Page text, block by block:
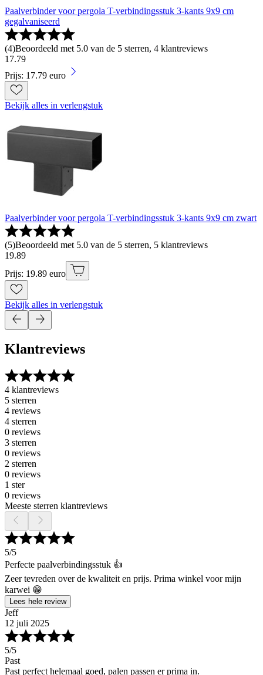
Paalverbinder voor pergola T-verbindingsstuk 3-kants 9x9 cm
gegalvaniseerd
(4)Beoordeeld met 5.0 van de 5 sterren, 4 klantreviews
17.79
Prijs: 17.79 euro
Bekijk alles in verlengstuk
Paalverbinder voor pergola T-verbindingsstuk 3-kants 9x9 cm zwart
(5)Beoordeeld met 5.0 van de 5 sterren, 5 klantreviews
19.89
Prijs: 19.89 euro
Bekijk alles in verlengstuk
Klantreviews
4 klantreviews
5 sterren
4 reviews
4 sterren
0 reviews
3 sterren
0 reviews
2 sterren
0 reviews
1 ster
0 reviews
Meeste sterren klantreviews
5/5
Perfecte paalverbindingsstuk 👍
Zeer tevreden over de kwaliteit en prijs. Prima winkel voor mijn
karwei 😁
Lees hele review
Jeff
12 juli 2025
5/5
Past
Past perfect helemaal goed, palen passen er prima in.